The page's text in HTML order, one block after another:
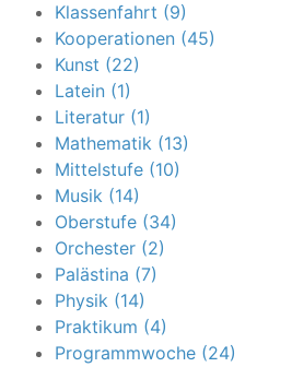
Klassenfahrt (9)
Kooperationen (45)
Kunst (22)
Latein (1)
Literatur (1)
Mathematik (13)
Mittelstufe (10)
Musik (14)
Oberstufe (34)
Orchester (2)
Palästina (7)
Physik (14)
Praktikum (4)
Programmwoche (24)